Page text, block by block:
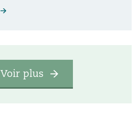
Voir plus